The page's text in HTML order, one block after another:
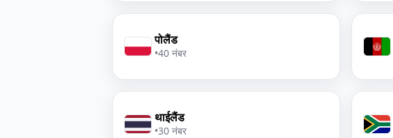
पोलैंड
•40 नंबर
थाईलैंड
•30 नंबर